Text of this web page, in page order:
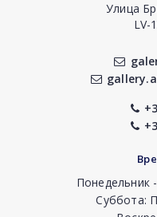
Улица
LV-
Понедельник
Суббота: